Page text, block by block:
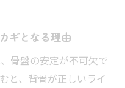
ギとなる理由
骨盤の安定が不可欠で
と、背骨が正しいライ